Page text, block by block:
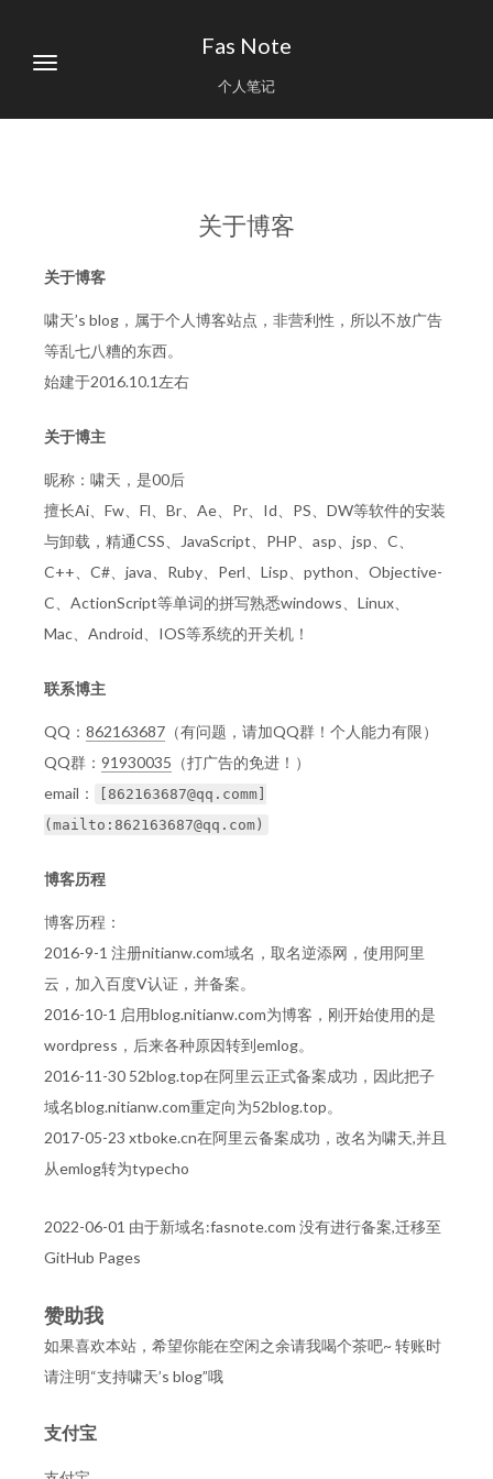
Fas Note
个人笔记
关于博客
关于博客
啸天’s blog，属于个人博客站点，非营利性，所以不放广告
等乱七八糟的东西。
始建于2016.10.1左右
关于博主
昵称：啸天，是00后
擅长Ai、Fw、Fl、Br、Ae、Pr、Id、PS、DW等软件的安装
与卸载，精通CSS、JavaScript、PHP、asp、jsp、C、
C++、C#、java、Ruby、Perl、Lisp、python、Objective-
C、ActionScript等单词的拼写熟悉windows、Linux、
Mac、Android、IOS等系统的开关机！
联系博主
QQ： 862163687 （有问题，请加QQ群！个人能力有限）
QQ群： 91930035 （打广告的免进！）
email：
862163687@qq.comm
(mailto: 862163687@qq.com )
博客历程
博客历程：
2016-9-1 注册nitianw.com域名，取名逆添网，使用阿里
云，加入百度V认证，并备案。
2016-10-1 启用blog.nitianw.com为博客，刚开始使用的是
wordpress，后来各种原因转到emlog。
2016-11-30 52blog.top在阿里云正式备案成功，因此把子
域名blog.nitianw.com重定向为52blog.top。
2017-05-23 xtboke.cn在阿里云备案成功，改名为啸天,并且
从emlog转为typecho
2022-06-01 由于新域名:fasnote.com 没有进行备案,迁移至
GitHub Pages
赞助我
如果喜欢本站，希望你能在空闲之余请我喝个茶吧~ 转账时
请注明“支持啸天’s blog”哦
支付宝